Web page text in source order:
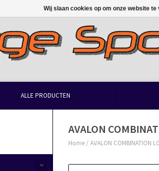
ALLE PRODUCTEN
AVALON
Home / AVALON COMBINATION
Wij slaan cookies op om onze website